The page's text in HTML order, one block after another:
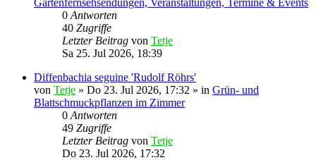
Gartenfernsehsendungen, Veranstaltungen, Termine & Events
0 Antworten
40 Zugriffe
Letzter Beitrag von Tetje
Sa 25. Jul 2026, 18:39
Diffenbachia seguine 'Rudolf Röhrs'
von Tetje » Do 23. Jul 2026, 17:32 » in Grün- und
Blattschmuckpflanzen im Zimmer
0 Antworten
49 Zugriffe
Letzter Beitrag von Tetje
Do 23. Jul 2026, 17:32